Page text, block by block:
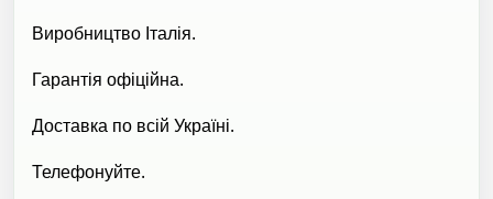
Виробництво Італія.
Гарантія офіційна.
Доставка по всій Україні.
Телефонуйте.